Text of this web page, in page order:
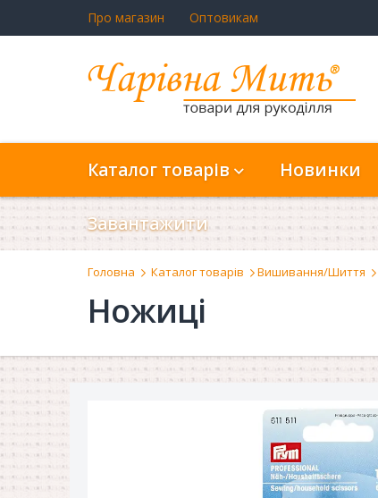
Про магазин Оптовикам
Каталог товарів Новинки
Завантажити
Головна Каталог товарів Вишивання/Шиття
Ножиці